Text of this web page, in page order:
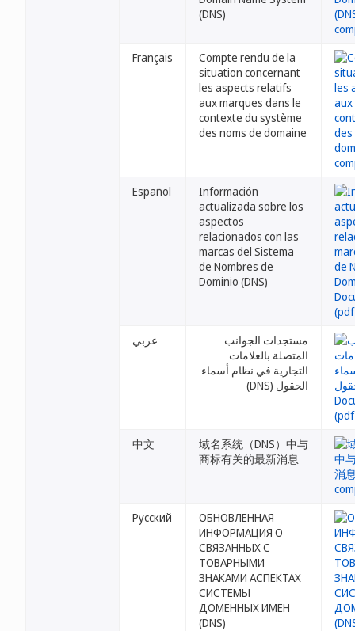
(DNS)
Français
Compte rendu de la
situation concernant
les aspects relatifs
aux marques dans le
contexte du système
des noms de domaine
Español
Información
actualizada sobre los
aspectos
relacionados con las
marcas del Sistema
de Nombres de
Dominio (DNS)
عربي
مستجدات الجوانب
المتصلة بالعلامات
التجارية في نظام أسماء
الحقول (DNS)
中文
域名系统（DNS）中与
商标有关的最新消息
Русский
ОБНОВЛЕННАЯ
ИНФОРМАЦИЯ О
СВЯЗАННЫХ С
ТОВАРНЫМИ
ЗНАКАМИ АСПЕКТАХ
СИСТЕМЫ
ДОМЕННЫХ ИМЕН
(DNS)